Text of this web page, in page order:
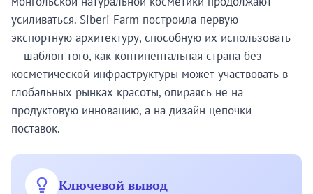
усиливаться. Siberi Farm построила первую
экспортную архитектуру, способную их использовать
— шаблон того, как континентальная страна без
косметической инфраструктуры может участвовать в
глобальных рынках красоты, опираясь не на
продуктовую инновацию, а на дизайн цепочки
поставок.
Ключевой вывод